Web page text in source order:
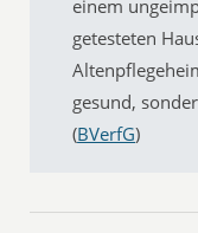
einem
getesteten
gesund,
(BVerfG)